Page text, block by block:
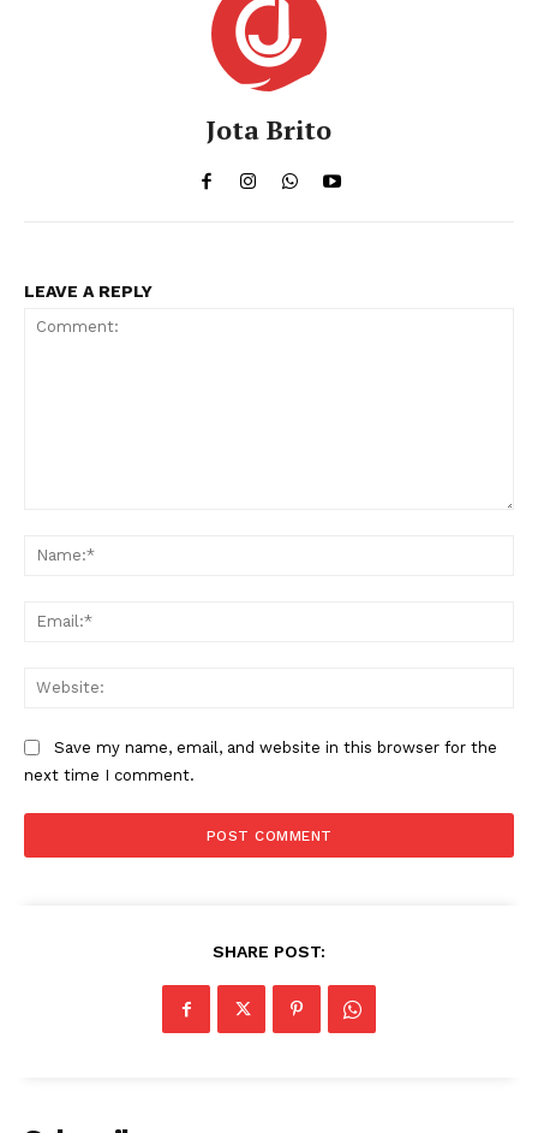
Jota Brito
LEAVE A REPLY
Save my name, email, and website in this browser for the
next time I comment.
SHARE POST: